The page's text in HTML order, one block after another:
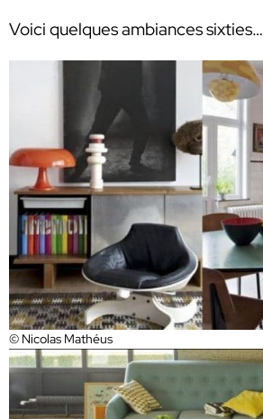
Voici quelques ambiances sixties…
© Nicolas Mathéus